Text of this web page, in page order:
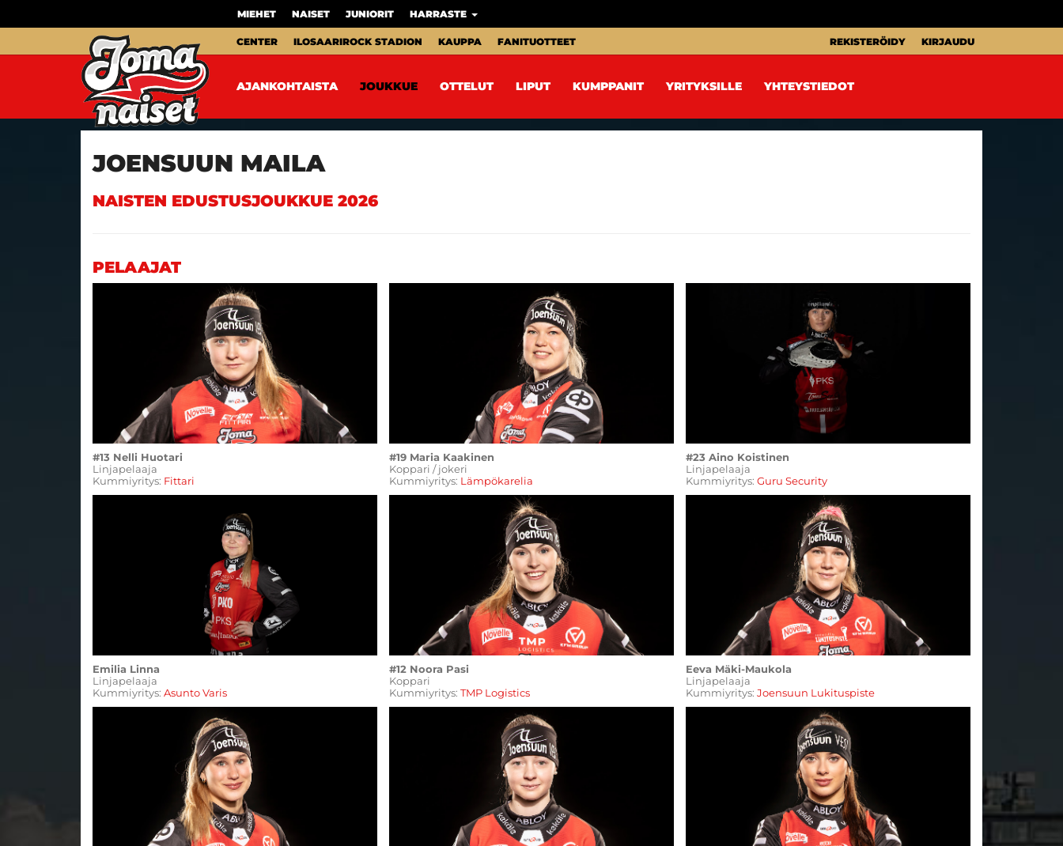
MIEHET NAISET JUNIORIT HARRASTE
CENTER ILOSAARIROCK STADION KAUPPA FANITUOTTEET REKISTERÖIDY KIRJAUDU
AJANKOHTAISTA JOUKKUE OTTELUT LIPUT KUMPPANIT YRITYKSILLE YHTEYSTIEDOT
JOENSUUN MAILA
NAISTEN EDUSTUSJOUKKUE 2026
PELAAJAT
#13 Nelli Huotari
Linjapelaaja
Kummiyritys: Fittari
#19 Maria Kaakinen
Koppari / jokeri
Kummiyritys: Lämpökarelia
#23 Aino Koistinen
Linjapelaaja
Kummiyritys: Guru Security
Emilia Linna
Linjapelaaja
Kummiyritys: Asunto Varis
#12 Noora Pasi
Koppari
Kummiyritys: TMP Logistics
Eeva Mäki-Maukola
​​​​​​​Linjapelaaja
Kummiyritys: Joensuun Lukituspiste